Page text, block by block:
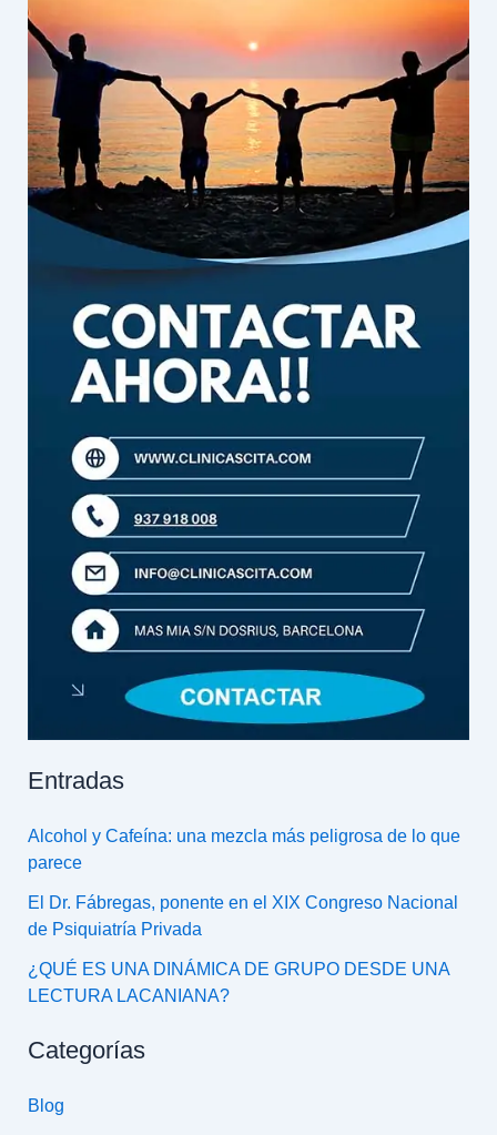
Entradas
Alcohol y Cafeína: una mezcla más peligrosa de lo que
parece
El Dr. Fábregas, ponente en el XIX Congreso Nacional
de Psiquiatría Privada
¿QUÉ ES UNA DINÁMICA DE GRUPO DESDE UNA
LECTURA LACANIANA?
Categorías
Blog